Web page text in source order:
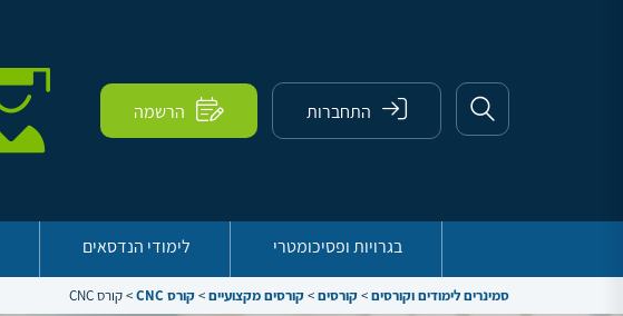
התחברות הרשמה
בגרויות ופסיכומטרי לימודי הנדסאים
סמינרים לימודים וקורסים>קורסים>קורסים מקצועיים>קורס CNC >קורס CNC